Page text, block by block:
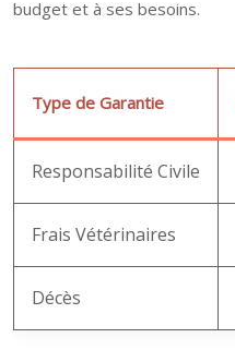
budget et à ses besoins.
Type de Garantie
Responsabilité Civile
Frais Vétérinaires
Décès